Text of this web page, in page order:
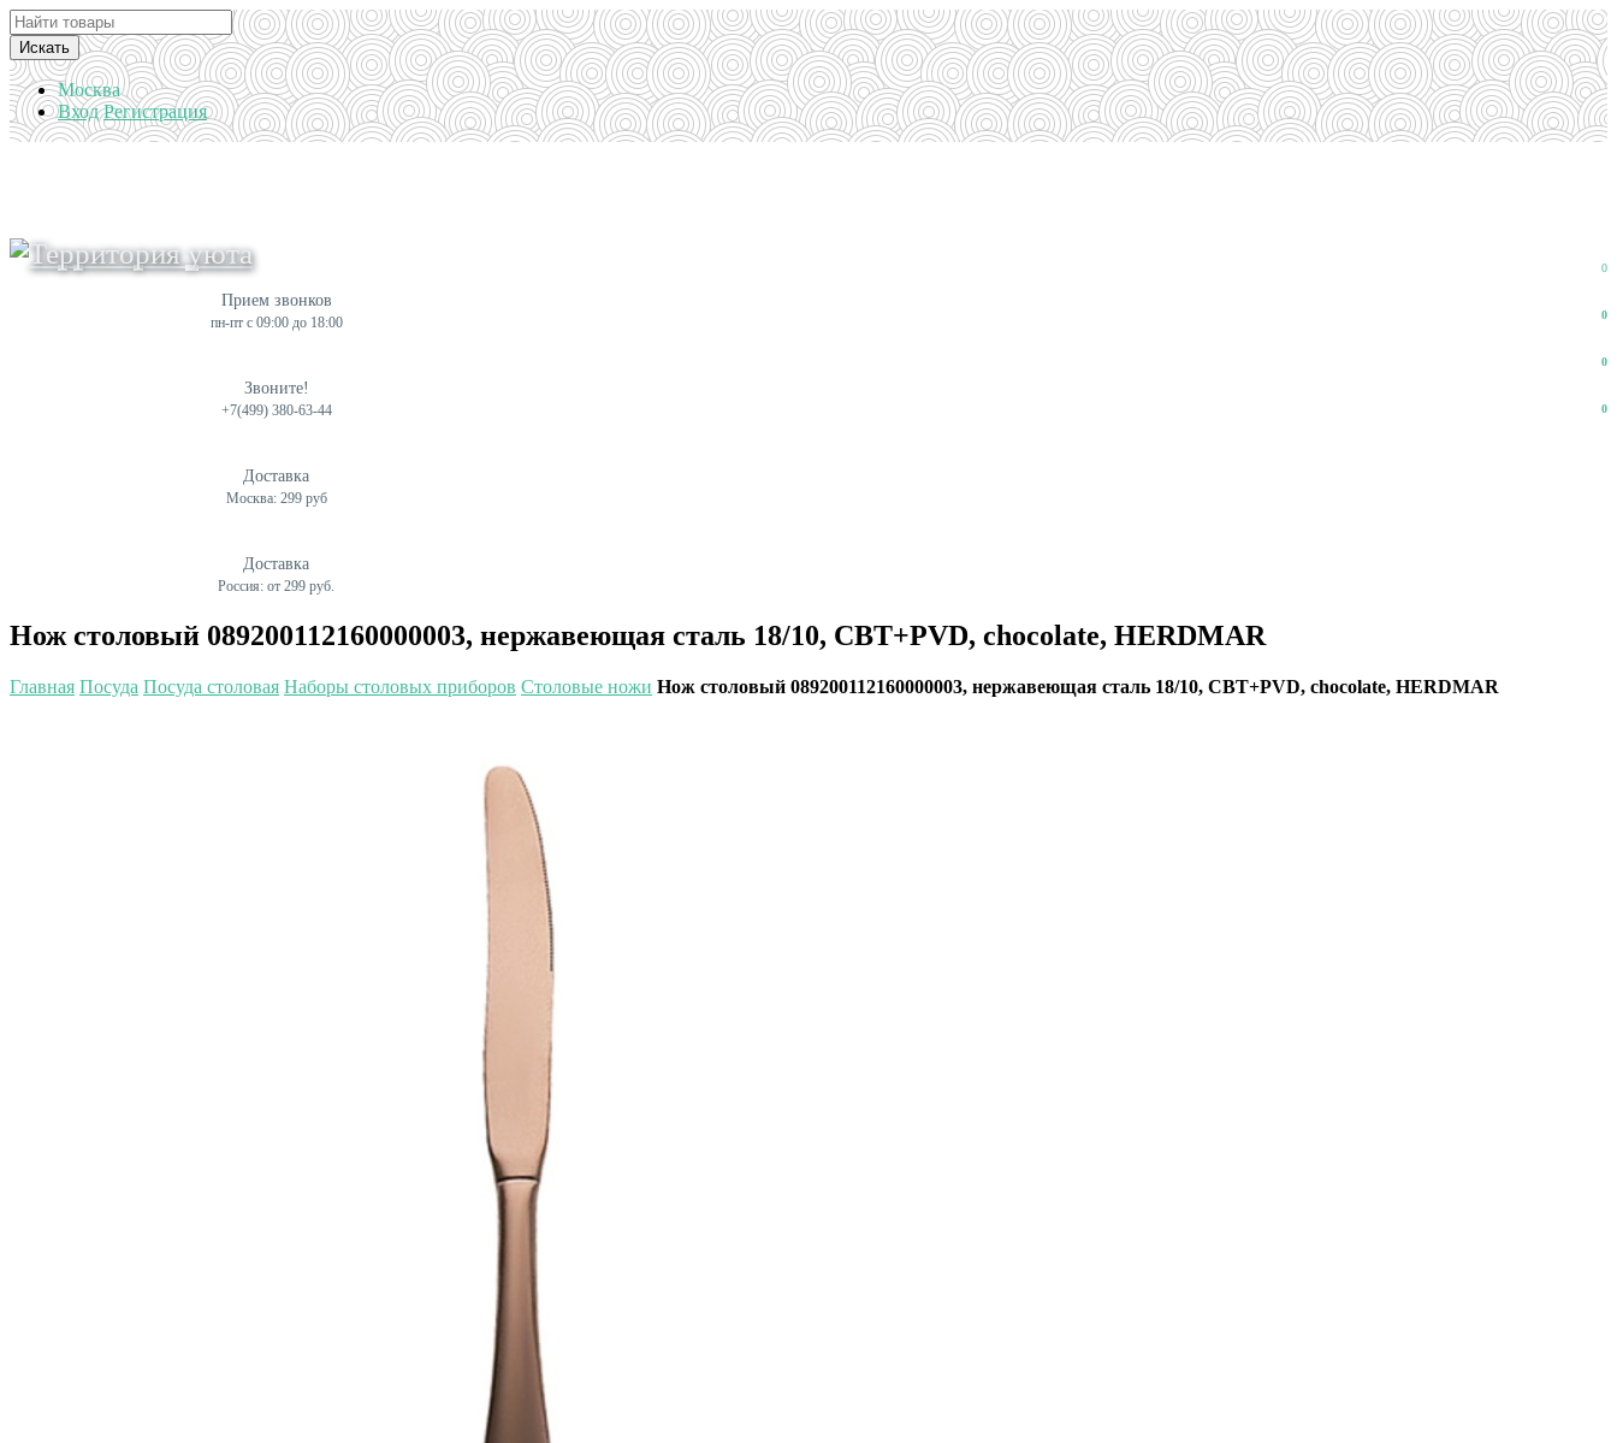
Искать
Москва
Вход Регистрация
0
0
0
0
Прием звонков
пн-пт с 09:00 до 18:00
Звоните!
+7(499) 380-63-44
Доставка
Москва: 299 руб
Доставка
Россия: от 299 руб.
Нож столовый 089200112160000003, нержавеющая сталь 18/10, CBT+PVD, chocolate, HERDMAR
Главная Посуда Посуда столовая Наборы столовых приборов Столовые ножи Нож столовый 089200112160000003, нержавеющая сталь 18/10, CBT+PVD, chocolate, HERDMAR